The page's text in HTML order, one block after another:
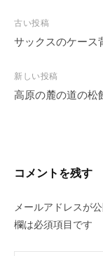
投
稿
ビ
ゲ
ン
古い投稿
サックスのケース
新しい投稿
高原の麓の道の松
コメントを残す
メールアドレスが
欄は必須項目です